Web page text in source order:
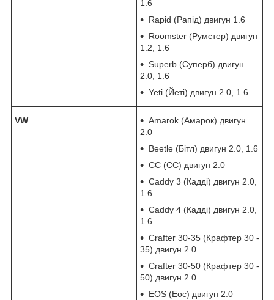
1.6
Rapid (Рапід) двигун 1.6
Roomster (Румстер) двигун
1.2, 1.6
Superb (Суперб) двигун
2.0, 1.6
Yeti (Йеті) двигун 2.0, 1.6
VW
Amarok (Амарок) двигун
2.0
Beetle (Бітл) двигун 2.0, 1.6
CC (СС) двигун 2.0
Caddy 3 (Кадді) двигун 2.0,
1.6
Caddy 4 (Кадді) двигун 2.0,
1.6
Crafter 30-35 (Крафтер 30 -
35) двигун 2.0
Crafter 30-50 (Крафтер 30 -
50) двигун 2.0
EOS (Еос) двигун 2.0